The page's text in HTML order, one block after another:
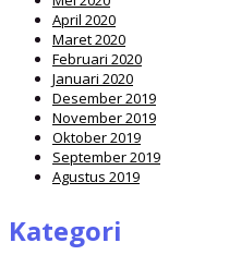
April 2020
Maret 2020
Februari 2020
Januari 2020
Desember 2019
November 2019
Oktober 2019
September 2019
Agustus 2019
Kategori